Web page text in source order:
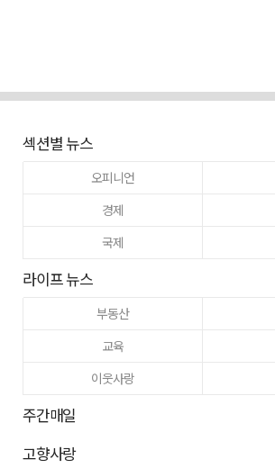
섹션별 뉴스
오피니언
경제
국제
라이프 뉴스
부동산
교육
이웃사랑
주간매일
고향사랑